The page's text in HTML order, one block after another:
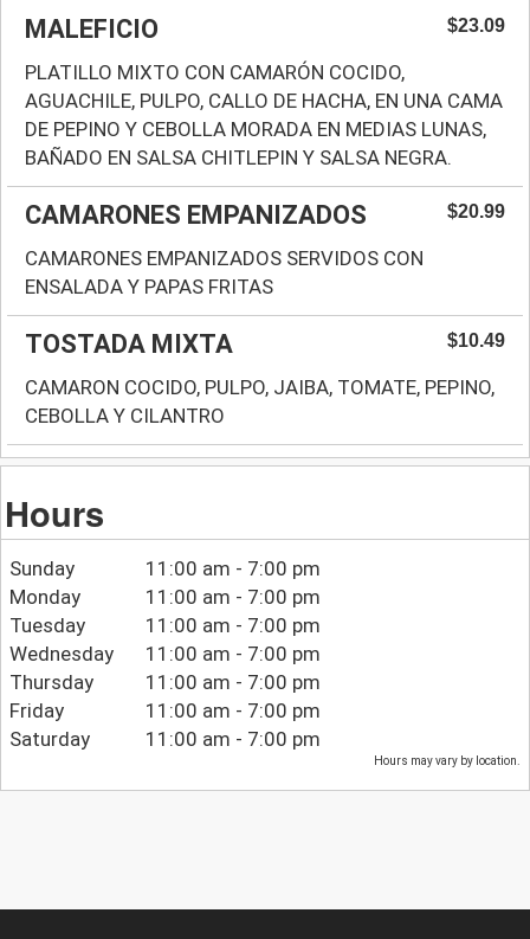
MALEFICIO $23.09
PLATILLO MIXTO CON CAMARÓN COCIDO,
AGUACHILE, PULPO, CALLO DE HACHA, EN UNA CAMA
DE PEPINO Y CEBOLLA MORADA EN MEDIAS LUNAS,
BAÑADO EN SALSA CHITLEPIN Y SALSA NEGRA.
CAMARONES EMPANIZADOS $20.99
CAMARONES EMPANIZADOS SERVIDOS CON
ENSALADA Y PAPAS FRITAS
TOSTADA MIXTA $10.49
CAMARON COCIDO, PULPO, JAIBA, TOMATE, PEPINO,
CEBOLLA Y CILANTRO
Hours
Sunday
11:00 am - 7:00 pm
Monday
11:00 am - 7:00 pm
Tuesday
11:00 am - 7:00 pm
Wednesday
11:00 am - 7:00 pm
Thursday
11:00 am - 7:00 pm
Friday
11:00 am - 7:00 pm
Saturday
11:00 am - 7:00 pm
Hours may vary by location.